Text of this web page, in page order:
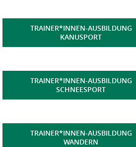
TRAINER*INNEN-AUSBILDUNG
KANUSPORT
TRAINER*INNEN-AUSBILDUNG
SCHNEESPORT
TRAINER*INNEN-AUSBILDUNG
WANDERN